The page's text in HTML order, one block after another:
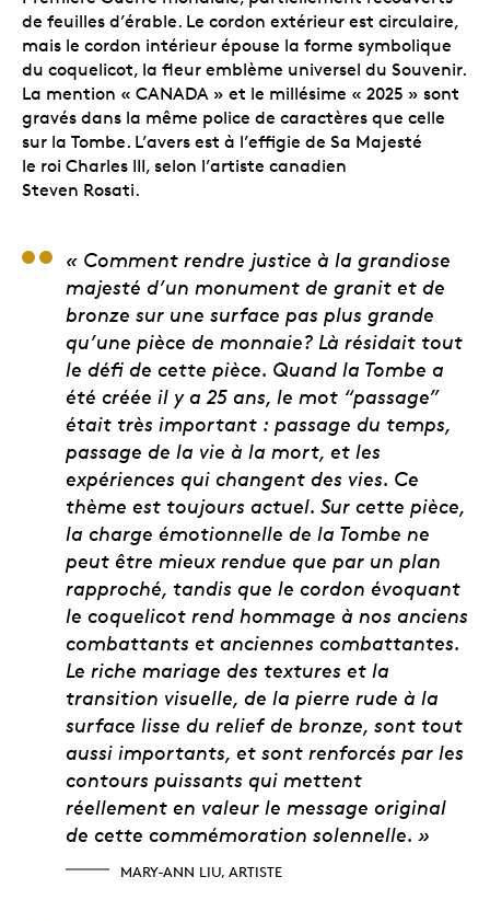
de feuilles d’érable. Le cordon extérieur est circulaire,
mais le cordon intérieur épouse la forme symbolique
du coquelicot, la fleur emblème universel du Souvenir.
La mention « CANADA » et le millésime « 2025 » sont
gravés dans la même police de caractères que celle
sur la Tombe. L’avers est à l’effigie de Sa Majesté
le roi Charles III, selon l’artiste canadien
Steven Rosati.
Mary-Ann Liu, artiste
« Comment rendre justice à la grandiose
majesté d’un monument de granit et de
bronze sur une surface pas plus grande
qu’une pièce de monnaie? Là résidait tout
le défi de cette pièce. Quand la Tombe a
été créée il y a 25 ans, le mot “passage”
était très important : passage du temps,
passage de la vie à la mort, et les
expériences qui changent des vies. Ce
thème est toujours actuel. Sur cette pièce,
la charge émotionnelle de la Tombe ne
peut être mieux rendue que par un plan
rapproché, tandis que le cordon évoquant
le coquelicot rend hommage à nos anciens
combattants et anciennes combattantes.
Le riche mariage des textures et la
transition visuelle, de la pierre rude à la
surface lisse du relief de bronze, sont tout
aussi importants, et sont renforcés par les
contours puissants qui mettent
réellement en valeur le message original
de cette commémoration solennelle. »
MARY-ANN LIU, ARTISTE